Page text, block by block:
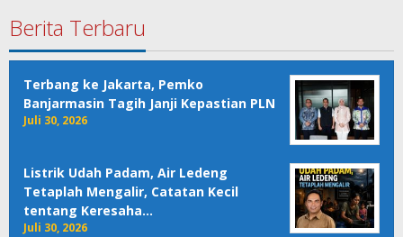
Berita Terbaru
Terbang ke Jakarta, Pemko
Banjarmasin Tagih Janji Kepastian PLN
Juli 30, 2026
Listrik Udah Padam, Air Ledeng
Tetaplah Mengalir, Catatan Kecil
tentang Keresaha…
Juli 30, 2026